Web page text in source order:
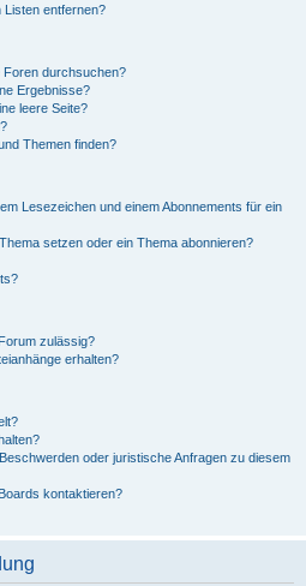
Listen entfernen?
Foren durchsuchen?
Ergebnisse?
leere Seite?
Themen finden?
Lesezeichen und einem Abonnements für ein
setzen oder ein Thema abonnieren?
zulässig?
erhalten?
oder juristische Anfragen zu diesem
kontaktieren?